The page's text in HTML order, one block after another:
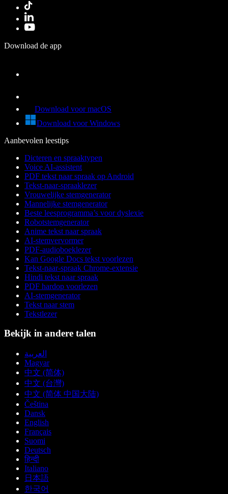
Download de app
Download voor macOS
Download voor Windows
Aanbevolen leestips
Dicteren en spraaktypen
Voice AI-assistent
PDF tekst naar spraak op Android
Tekst-naar-spraaklezer
Vrouwelijke stemgenerator
Mannelijke stemgenerator
Beste leesprogramma’s voor dyslexie
Robotstemgenerator
Anime tekst naar spraak
AI-stemvervormer
PDF-audioboeklezer
Kan Google Docs tekst voorlezen
Tekst-naar-spraak Chrome-extensie
Hindi tekst naar spraak
PDF hardop voorlezen
AI-stemgenerator
Tekst naar stem
Tekstlezer
Bekijk in andere talen
العربية
Magyar
中文 (简体)
中文 (台灣)
中文 (简体 中国大陆)
Čeština
Dansk
English
Français
Suomi
Deutsch
हिन्दी
Italiano
日本語
한국어